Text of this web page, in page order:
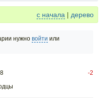
с начала | дерево
нужно войти или
-2